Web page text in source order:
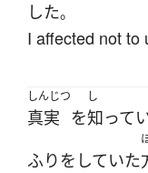
した。
I affected not to
しんじつ
真実 を
し
知って
ふりをしていた